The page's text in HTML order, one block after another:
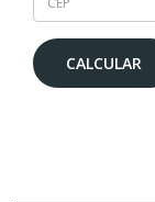
CALCULAR